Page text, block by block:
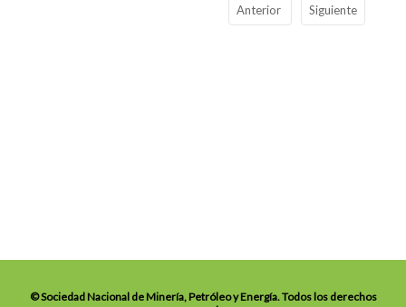
Anterior Siguiente
© Sociedad Nacional de Minería, Petróleo y Energía. Todos los derechos